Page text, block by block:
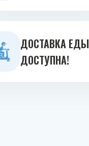
ДОСТАВКА ЕДЫ
ДОСТУПНА!